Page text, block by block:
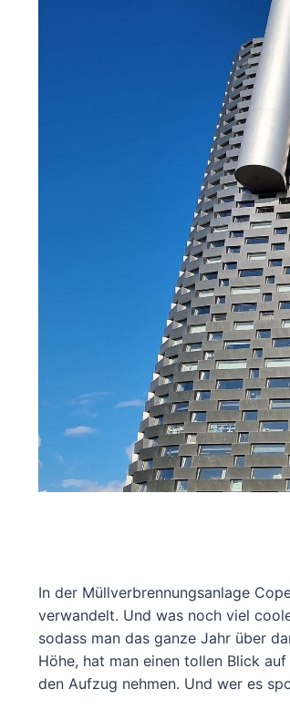
In der Müllverbrennungsanlage
verwandelt. Und was noch viel
sodass man das ganze Jahr über
Höhe, hat man einen tollen Blick
den Aufzug nehmen. Und wer es